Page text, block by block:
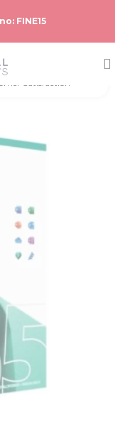
FINE15
Satisfaction